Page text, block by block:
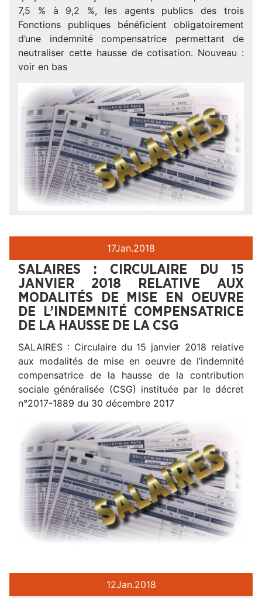
7,5 % à 9,2 %, les agents publics des trois
Fonctions publiques bénéficient obligatoirement
d’une indemnité compensatrice permettant de
neutraliser cette hausse de cotisation. Nouveau :
voir en bas
17Jan.2018
SALAIRES : CIRCULAIRE DU 15
JANVIER 2018 RELATIVE AUX
MODALITÉS DE MISE EN OEUVRE
DE L’INDEMNITÉ COMPENSATRICE
DE LA HAUSSE DE LA CSG
SALAIRES : Circulaire du 15 janvier 2018 relative
aux modalités de mise en oeuvre de l’indemnité
compensatrice de la hausse de la contribution
sociale généralisée (CSG) instituée par le décret
n°2017-1889 du 30 décembre 2017
12Jan.2018